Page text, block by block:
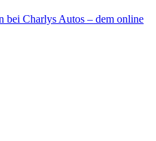
bei Charlys Autos – dem online